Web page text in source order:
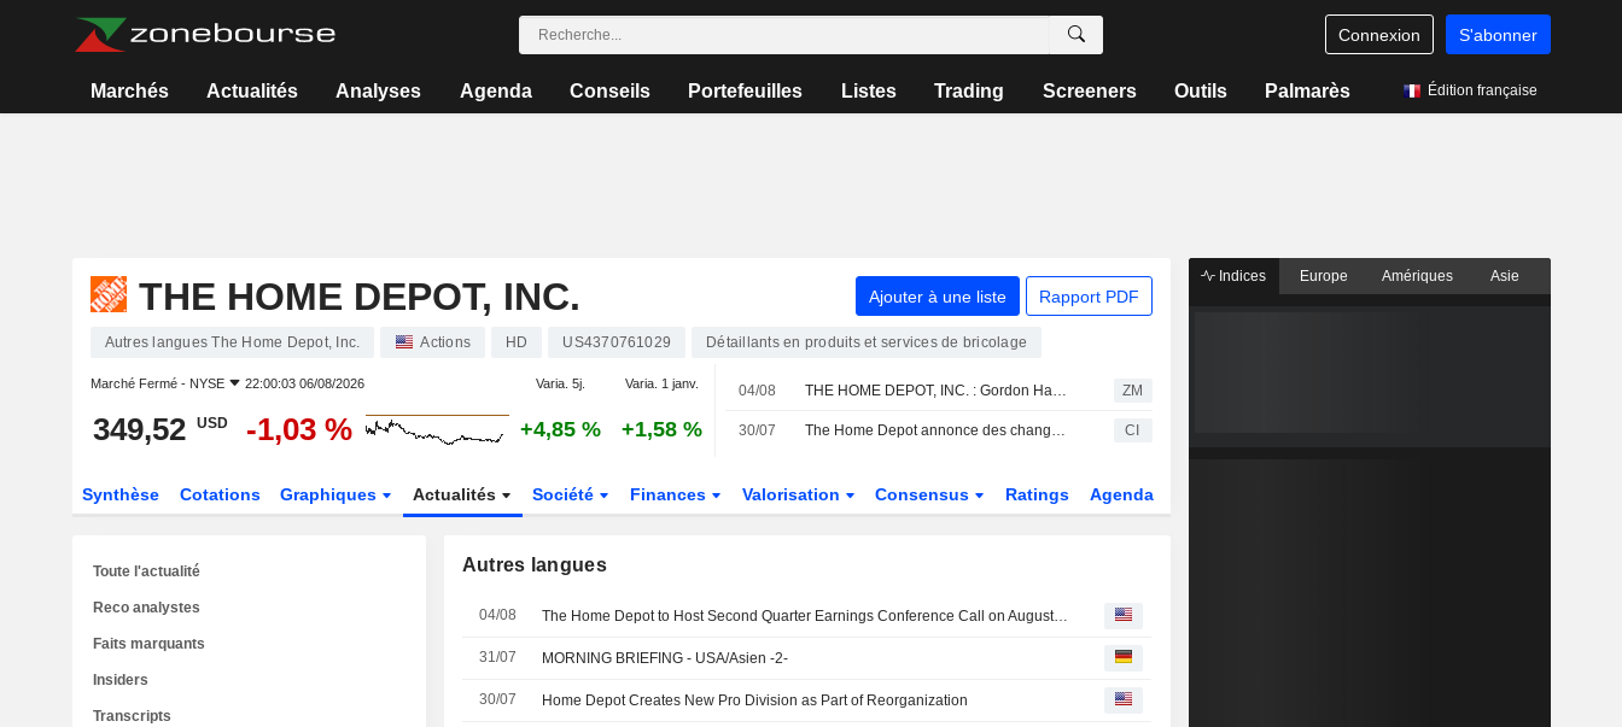
Connexion S'abonner
Marchés Actualités Analyses Agenda Conseils Portefeuilles Listes Trading Screeners Outils Palmarès Édition française
THE HOME DEPOT, INC. Ajouter à une liste Rapport PDF
Autres langues The Home Depot, Inc. Actions HD US4370761029 Détaillants en produits et services de bricolage
Marché Fermé - NYSE 22:00:03 06/08/2026 Varia. 5j. Varia. 1 janv.
349,52 USD -1,03 % +4,85 % +1,58 %
04/08 THE HOME DEPOT, INC. : Gordon Haskett confirme sa recommandation neutre ZM
30/07 The Home Depot annonce des changements au sein de sa direction CI
Synthèse Cotations Graphiques Actualités Société Finances Valorisation Consensus Ratings Agenda
Autres langues
04/08 The Home Depot to Host Second Quarter Earnings Conference Call on August 18
31/07 MORNING BRIEFING - USA/Asien -2-
30/07 Home Depot Creates New Pro Division as Part of Reorganization
Toute l'actualité
Reco analystes
Faits marquants
Insiders
Transcripts
Indices Europe Amériques Asie